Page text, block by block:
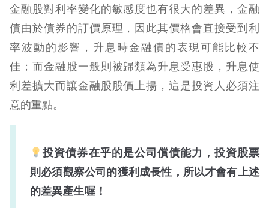
金融股對利率變化的敏感度也有很大的差異，金融
債由於債券的訂價原理，因此其價格會直接受到利
率波動的影響，升息時金融債的表現可能比較不
佳；而金融股一般則被歸類為升息受惠股，升息使
利差擴大而讓金融股股價上揚，這是投資人必須注
意的重點。
投資債券在乎的是公司償債能力，投資股票
則必須觀察公司的獲利成長性，所以才會有上述
的差異產生喔！